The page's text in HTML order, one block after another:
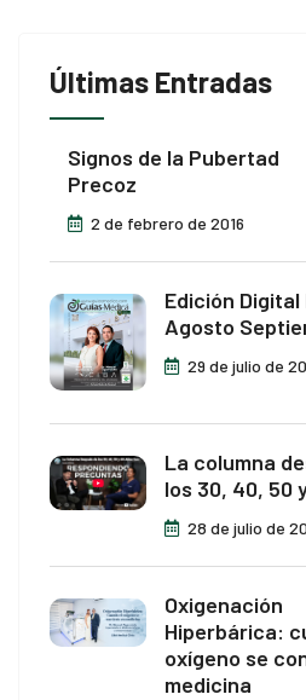
Últimas Entradas
Signos de la Pubertad
Precoz
2 de febrero de 2016
Edición Digital
Agosto
29 de julio de
La columna
los 30, 40, 50
28 de julio de
Oxigenación
Hiperbárica:
oxígeno se
medicina